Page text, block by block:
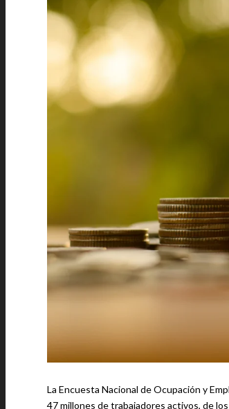
La Encuesta Nacional de Ocupación y Empleo
47 millones de trabajadores activos, de